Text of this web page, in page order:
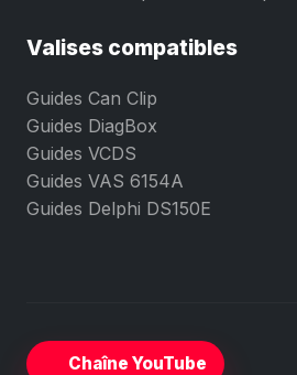
Valises compatibles
Guides Can Clip
Guides DiagBox
Guides VCDS
Guides VAS 6154A
Guides Delphi DS150E
Chaîne YouTube